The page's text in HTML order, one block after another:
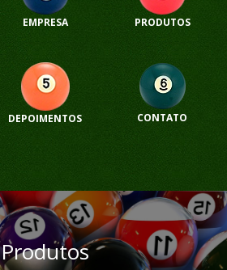
EMPRESA
DEPOIMENTOS
PRODUTOS
CONTATO
Produtos